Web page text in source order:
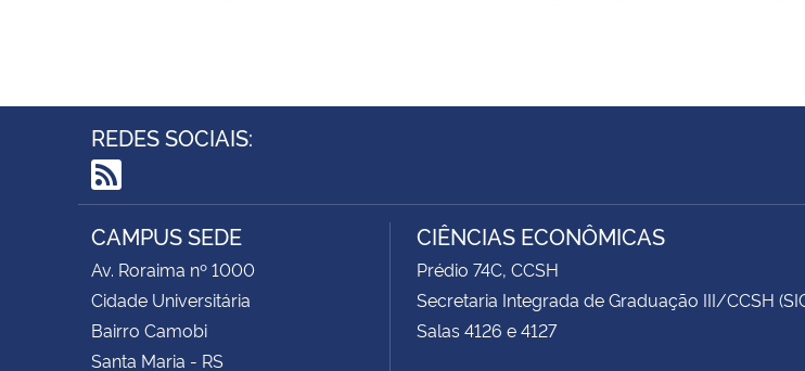
REDES SOCIAIS:
RSS
CAMPUS SEDE
Av. Roraima nº 1000
Cidade Universitária
Bairro Camobi
Santa Maria - RS
CIÊNCIAS ECONÔMICAS
Prédio 74C, CCSH
Secretaria Integrada de Graduação III/CCSH
Salas 4126 e 4127